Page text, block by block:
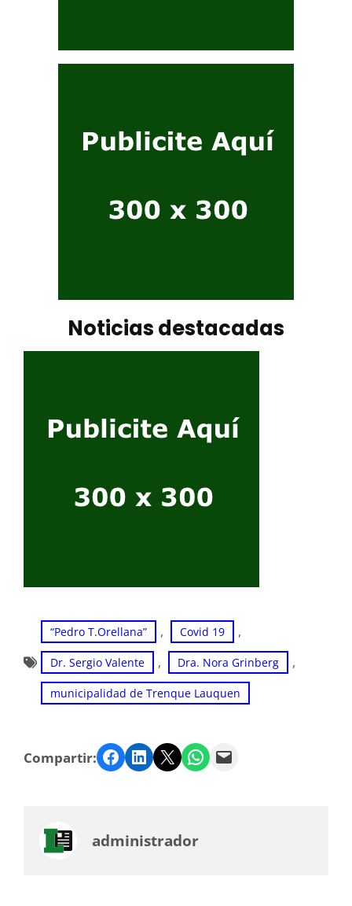
Noticias destacadas
“Pedro T.Orellana” , Covid 19 ,
Dr. Sergio Valente , Dra. Nora Grinberg ,
municipalidad de Trenque Lauquen
Compartir: Facebook LinkedIn Twitter WhatsApp Email
administrador